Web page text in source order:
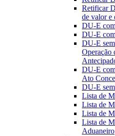
Retificar
de valor e
DU-E
DU-E
DU-E
Operação
DU-E
Ato
DU-E
Lista de
Lista de
Lista de
Lista de
Aduaneiro